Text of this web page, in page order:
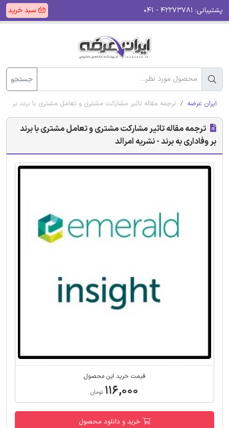
پشتیبانی: سبد خرید
جستجو
ایران عرضه ترجمه مقاله تاثیر مشارکت مشتری و تعامل مشتری با برند بر
ترجمه مقاله تاثیر مشارکت مشتری و تعامل مشتری با برند
بر وفاداری به برند - نشریه امرالد
قیمت خرید این محصول
۱۱۶,۰۰۰ تومان
خرید و دانلود محصول